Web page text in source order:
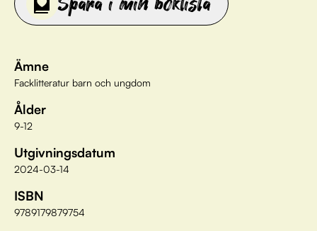
Ämne
Facklitteratur barn och ungdom
Ålder
9-12
Utgivningsdatum
2024-03-14
ISBN
9789179879754